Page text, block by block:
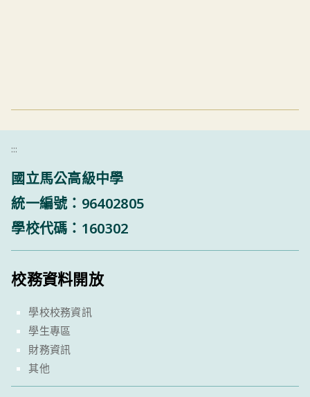
:::
國立馬公高級中學
統一編號：96402805
學校代碼：160302
校務資料開放
學校校務資訊
學生專區
財務資訊
其他